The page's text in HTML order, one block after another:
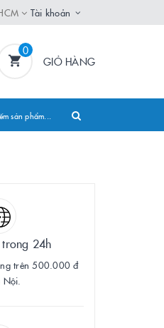
Tài khoản
0
GIỎ HÀNG
24h
trên 500.000 đ